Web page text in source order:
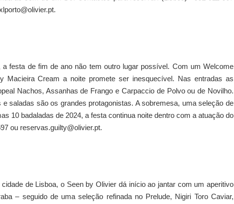
festa de fim de ano não tem outro lugar possível. Com um Welcome
Cream a noite promete ser inesquecível. Nas entradas as
Nachos, Assanhas de Frango e Carpaccio de Polvo ou de Novilho.
saladas são os grandes protagonistas. A sobremesa, uma seleção de
10 badaladas de 2024, a festa continua noite dentro com a atuação do
ou reservas.guilty@olivier.pt.
de Lisboa, o Seen by Olivier dá início ao jantar com um aperitivo
– seguido de uma seleção refinada no Prelude, Nigiri Toro Caviar,